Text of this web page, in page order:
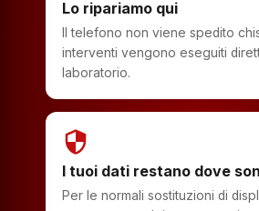
Lo ripariamo qui
Il telefono non viene spedito
interventi vengono eseguiti
laboratorio.
security
I tuoi dati restano dove
Per le normali sostituzioni di